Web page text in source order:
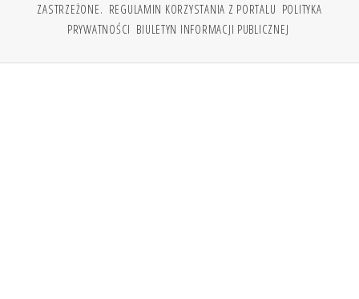
ZASTRZEŻONE. REGULAMIN KORZYSTANIA Z PORTALU POLITYKA
PRYWATNOŚCI BIULETYN INFORMACJI PUBLICZNEJ